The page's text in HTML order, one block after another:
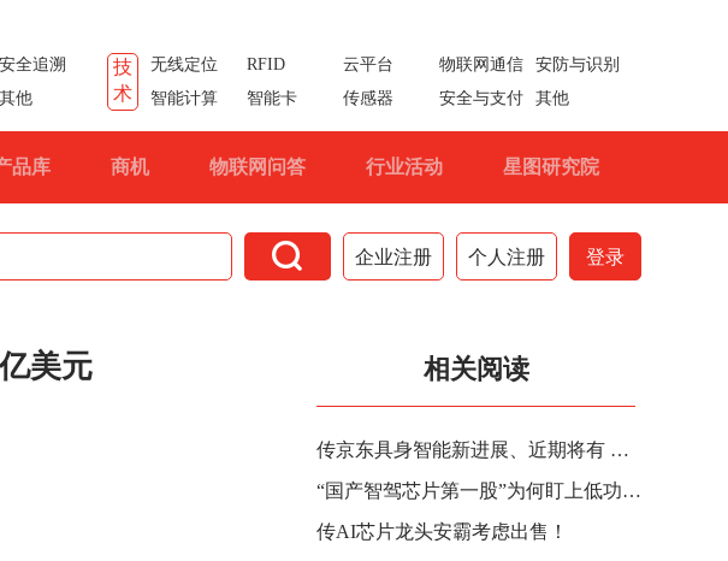
安全追溯
其他
技
术
无线定位 RFID 云平台 物联网通信
安防与识别
智能计算
智能卡 传感器 安全与支付 其他
品库 商机 物联网问答 行业活动 星图研究院
 企业注册 个人注册 登录
美元 相关阅读
传京东具身智能新进展、近期将有 AI 潮玩产品发布，京东回应称消息属实
“国产智驾芯片第一股”为何盯上低功耗AI芯片企业？
传AI芯片龙头安霸考虑出售！